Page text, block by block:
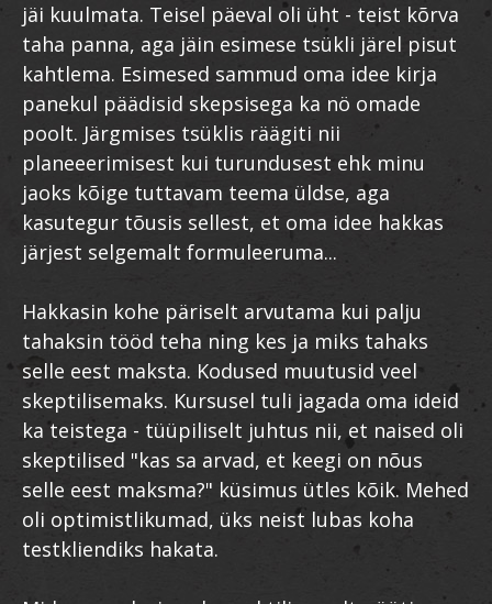
jäi kuulmata. Teisel päeval oli üht - teist kõrva
taha panna, aga jäin esimese tsükli järel pisut
kahtlema. Esimesed sammud oma idee kirja
panekul päädisid skepsisega ka nö omade
poolt. Järgmises tsüklis räägiti nii
planeeerimisest kui turundusest ehk minu
jaoks kõige tuttavam teema üldse, aga
kasutegur tõusis sellest, et oma idee hakkas
järjest selgemalt formuleeruma...
Hakkasin kohe päriselt arvutama kui palju
tahaksin tööd teha ning kes ja miks tahaks
selle eest maksta. Kodused muutusid veel
skeptilisemaks. Kursusel tuli jagada oma ideid
ka teistega - tüüpiliselt juhtus nii, et naised oli
skeptilised "kas sa arvad, et keegi on nõus
selle eest maksma?" küsimus ütles kõik. Mehed
oli optimistlikumad, üks neist lubas koha
testkliendiks hakata.